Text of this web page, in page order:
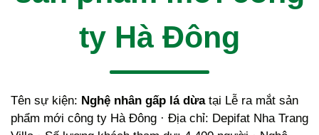
ty Hà Đông
Tên sự kiện: Nghệ nhân gấp lá dừatại Lễ ra mắt sản
phẩm mới công ty Hà Đông · Địa chỉ: Depifat Nha Trang